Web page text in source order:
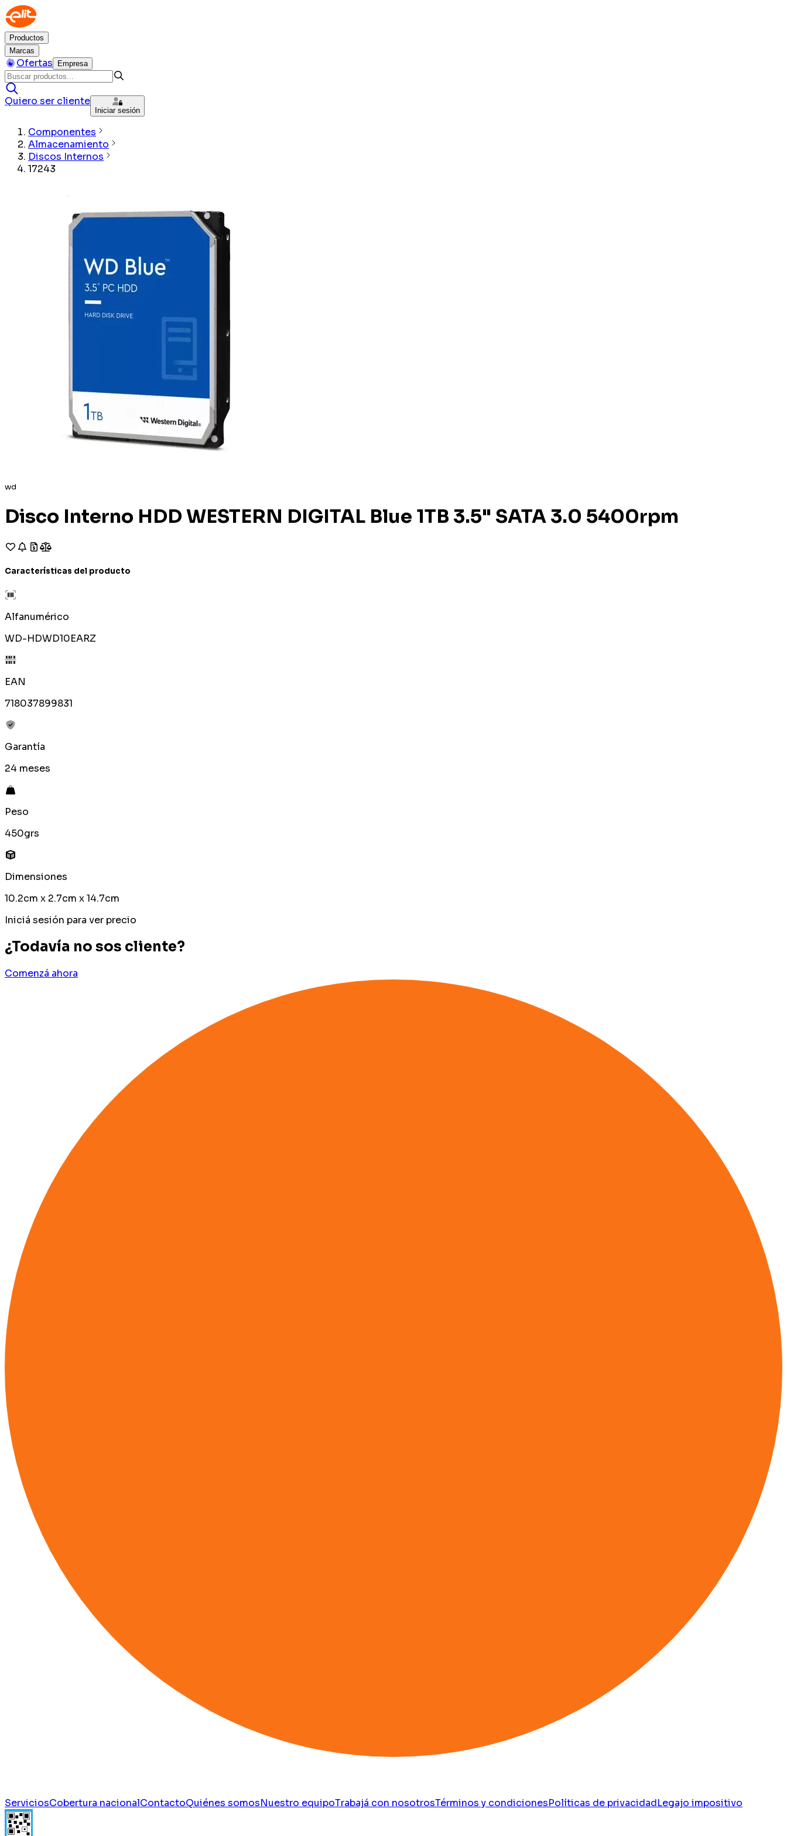
Productos
Marcas
Ofertas Empresa
Quiero ser cliente
Iniciar sesión
Componentes
Almacenamiento
Discos Internos
17243
wd
Disco Interno HDD WESTERN DIGITAL Blue 1TB 3.5" SATA 3.0 5400rpm
Características del producto
Alfanumérico
WD-HDWD10EARZ
EAN
718037899831
Garantía
24 meses
Peso
450grs
Dimensiones
10.2cm x 2.7cm x 14.7cm
Iniciá sesión para ver precio
¿Todavía no sos cliente?
Comenzá ahora
ServiciosCobertura nacionalContactoQuiénes somosNuestro equipoTrabajá con nosotrosTérminos y condicionesPolíticas de privacidadLegajo impositivo